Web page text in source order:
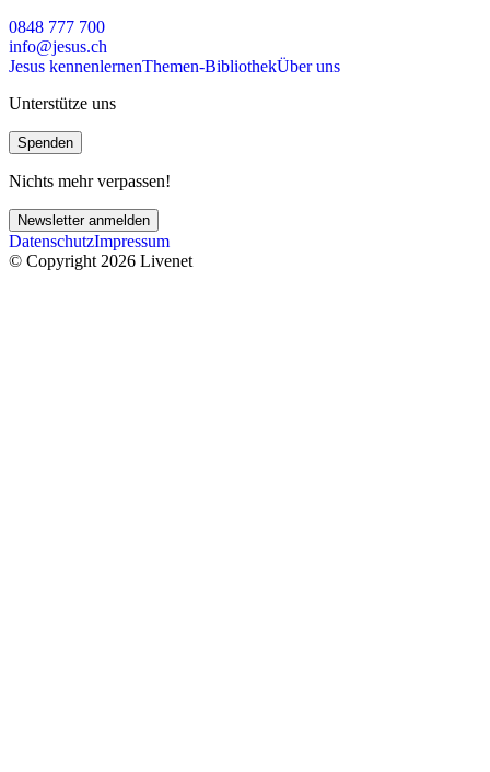
0848 777 700
info@jesus.ch
Jesus kennenlernenThemen-BibliothekÜber uns
Unterstütze uns
Spenden
Nichts mehr verpassen!
Newsletter anmelden
DatenschutzImpressum
© Copyright 2026 Livenet